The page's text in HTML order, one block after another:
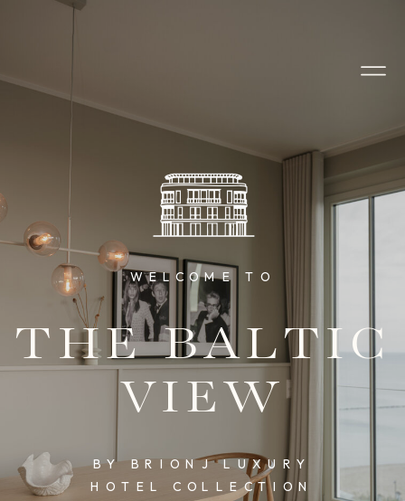
THE BALTIC
VIEW
WELCOME TO
BY BRIONJ LUXURY
HOTEL COLLECTION